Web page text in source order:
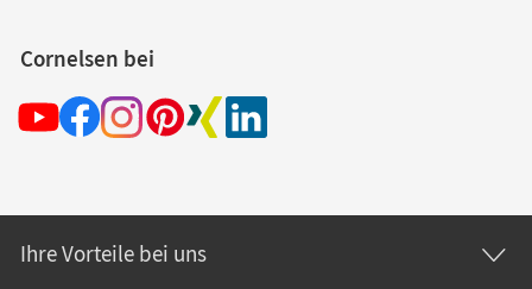
Cornelsen bei
Ihre Vorteile bei uns